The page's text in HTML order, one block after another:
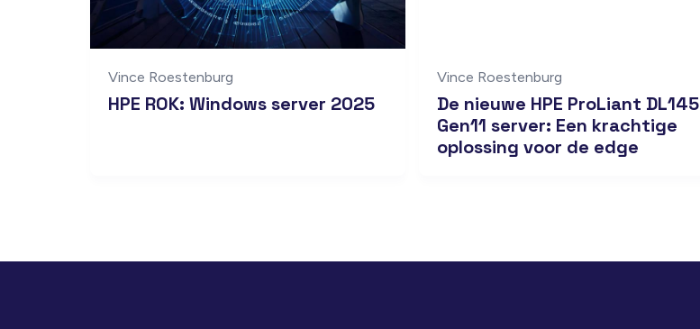
Vince Roestenburg
HPE ROK: Windows server 2025
Vince Roestenburg
De nieuwe HPE ProLiant DL145
Gen11 server: Een krachtige
oplossing voor de edge